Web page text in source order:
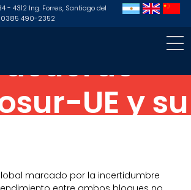
- 4312 Ing. Forres, Santiago del
0385 490-2352
acuerdo
UE y su
cárnica
marcado por la incertidumbre